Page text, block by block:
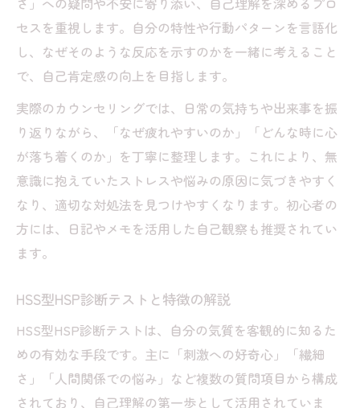
カウンセリングで知る限界サインの特徴
HSS型HSPが見落としがちな疲れのサイン
セルフケアで整える心と体のバランス
HSS型HSPキャパオーバーの予防策とは
カウンセリングが勧める休息の取り方
セスを重視します。自分の特性や行動パターンを言語化
し、なぜそのような反応を示すのかを一緒に考えること
で、自己肯定感の向上を目指します。
実際のカウンセリングでは、日常の気持ちや出来事を振
り返りながら、「なぜ疲れやすいのか」「どんな時に心
が落ち着くのか」を丁寧に整理します。これにより、無
意識に抱えていたストレスや悩みの原因に気づきやすく
なり、適切な対処法を見つけやすくなります。初心者の
方には、日記やメモを活用した自己観察も推奨されてい
ます。
HSS型HSP診断テストと特徴の解説
HSS型HSP診断テストは、自分の気質を客観的に知るた
めの有効な手段です。主に「刺激への好奇心」「繊細
さ」「人間関係での悩み」など複数の質問項目から構成
されており、自己理解の第一歩として活用されていま